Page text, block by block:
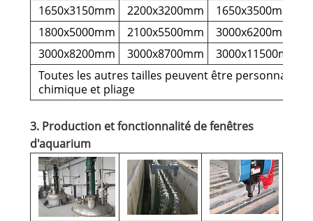
1650x3150mm
2200x3200mm 1650x3500mm
1800x5000mm
2100x5500mm 3000x6200mm
3000x8200mm
3000x8700mm 3000x11500mm
Toutes les autres tailles peuvent être
chimique et pliage
3. Production et fonctionnalité de fenêtres
d'aquarium